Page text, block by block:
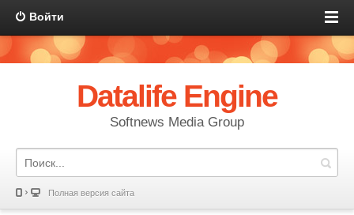
Войти
Datalife Engine
Softnews Media Group
Полная версия сайта